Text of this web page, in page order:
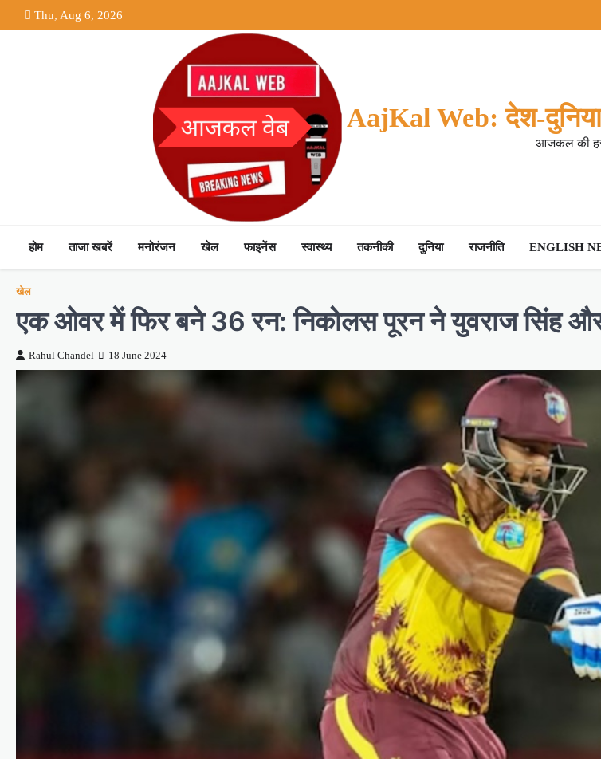
to
Thu, Aug 6, 2026
AajKal Web: देश-
आजकल की हर
होम ताजा खबरें मनोरंजन खेल फाइनेंस स्वास्थ्य तकनीकी दुनिया राजनीति ENGLISH
खेल
एक ओवर में फिर बने 36 रन: निकोलस पूरन ने युवराज सिंह और
Rahul Chandel 18 June 2024